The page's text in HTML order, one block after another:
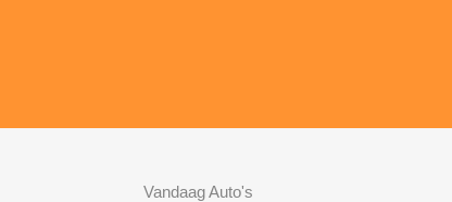
Vandaag Auto's